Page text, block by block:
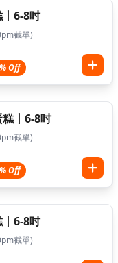
6-8吋
截單)
Off
丨6-8吋
截單)
Off
6-8吋
截單)